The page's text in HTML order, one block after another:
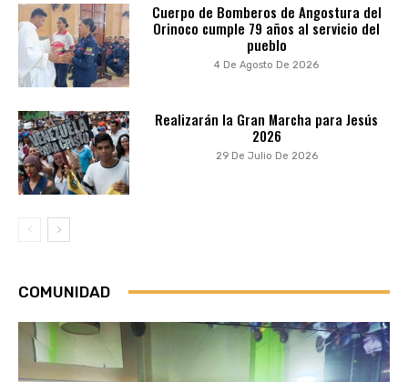
Cuerpo de Bomberos de Angostura del
Orinoco cumple 79 años al servicio del
pueblo
4 De Agosto De 2026
Realizarán la Gran Marcha para Jesús
2026
29 De Julio De 2026
COMUNIDAD